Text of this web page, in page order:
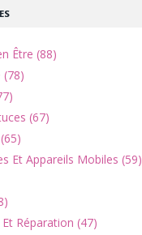
Être (88)
(78)
(67)
Et Appareils Mobiles (59)
Réparation (47)